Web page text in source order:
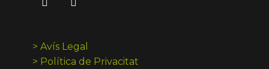
> Avís Legal
> Política de Privacitat